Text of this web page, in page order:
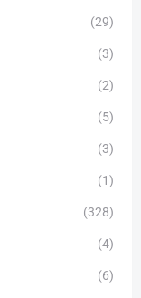
(29)
(3)
(2)
(5)
(3)
(1)
(328)
(4)
(6)